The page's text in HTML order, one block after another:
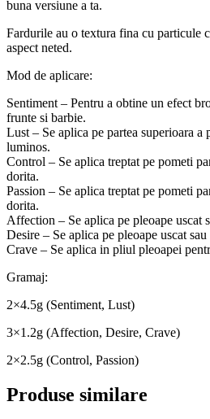
buna versiune a ta.
Fardurile au o textura fina cu particule
aspect neted.
Mod de aplicare:
Sentiment – Pentru a obtine un efect
frunte si barbie.
Lust – Se aplica pe partea superioara
luminos.
Control – Se aplica treptat pe pometi
dorita.
Passion – Se aplica treptat pe pometi
dorita.
Affection – Se aplica pe pleoape uscat
Desire – Se aplica pe pleoape uscat sau
Crave – Se aplica in pliul pleoapei
Gramaj:
2×4.5g (Sentiment, Lust)
3×1.2g (Affection, Desire, Crave)
2×2.5g (Control, Passion)
Produse similare